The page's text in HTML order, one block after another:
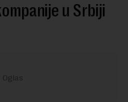
u Srbiji